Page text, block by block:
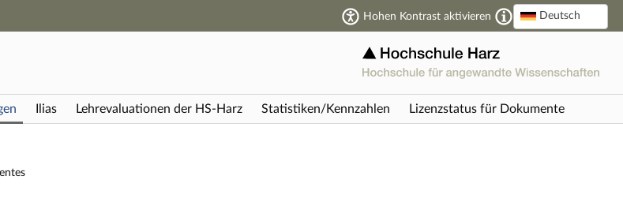
Hauptnavigation
Fußzeile
Hohen Kontrast aktivieren Deutsch
Ilias Lehrevaluationen der HS-Harz Statistiken/Kennzahlen Lizenzstatus für Dokumente